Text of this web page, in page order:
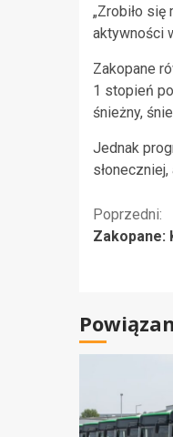
„Zrobiło
aktywności
Zakopane
1 stopień
śnieżny,
Jednak
Poprzedni:
Zakopane: